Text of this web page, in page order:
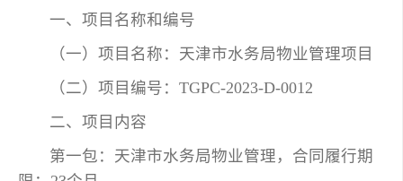
一、项目名称和编号
（一）项目名称：天津市水务局物业管理项目
（二）项目编号：TGPC-2023-D-0012
二、项目内容
第一包：天津市水务局物业管理，合同履行期